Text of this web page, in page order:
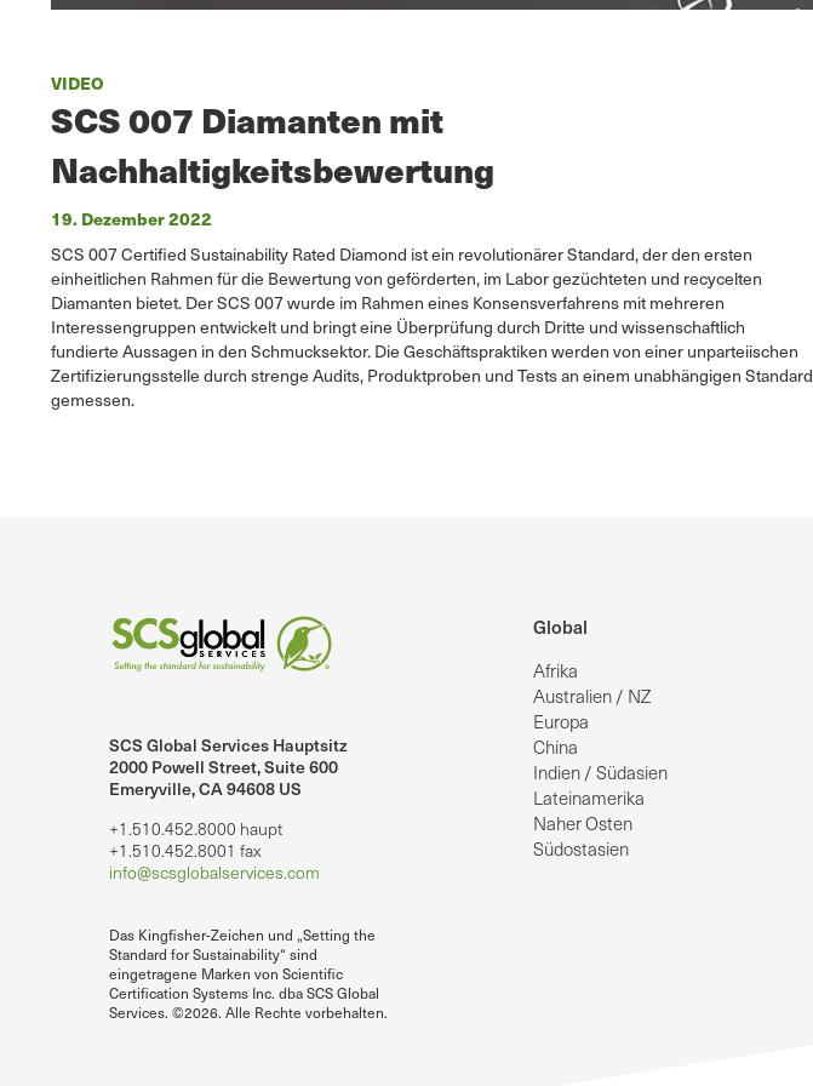
VIDEO
SCS 007 Diamanten mit
Nachhaltigkeitsbewertung
19. Dezember 2022
SCS 007 Certified Sustainability Rated Diamond ist ein revolutionärer Standard, der den ersten
einheitlichen Rahmen für die Bewertung von geförderten, im Labor gezüchteten und recycelten
Diamanten bietet. Der SCS 007 wurde im Rahmen eines Konsensverfahrens mit mehreren
Interessengruppen entwickelt und bringt eine Überprüfung durch Dritte und wissenschaftlich
fundierte Aussagen in den Schmucksektor. Die Geschäftspraktiken werden von einer unparteiischen
Zertifizierungsstelle durch strenge Audits, Produktproben und Tests an einem unabhängigen Standard
gemessen.
SCS Global Services Hauptsitz
2000 Powell Street, Suite 600
Emeryville, CA 94608 US
+1.510.452.8000 haupt
+1.510.452.8001 fax
info@scsglobalservices.com
Das Kingfisher-Zeichen und „Setting the
Standard for Sustainability“ sind
eingetragene Marken von Scientific
Certification Systems Inc. dba SCS Global
Services. ©2026. Alle Rechte vorbehalten.
Global
Afrika
Australien / NZ
Europa
China
Indien / Südasien
Lateinamerika
Naher Osten
Südostasien
auf LinkedIn.
SCS Global Services auf YouTube